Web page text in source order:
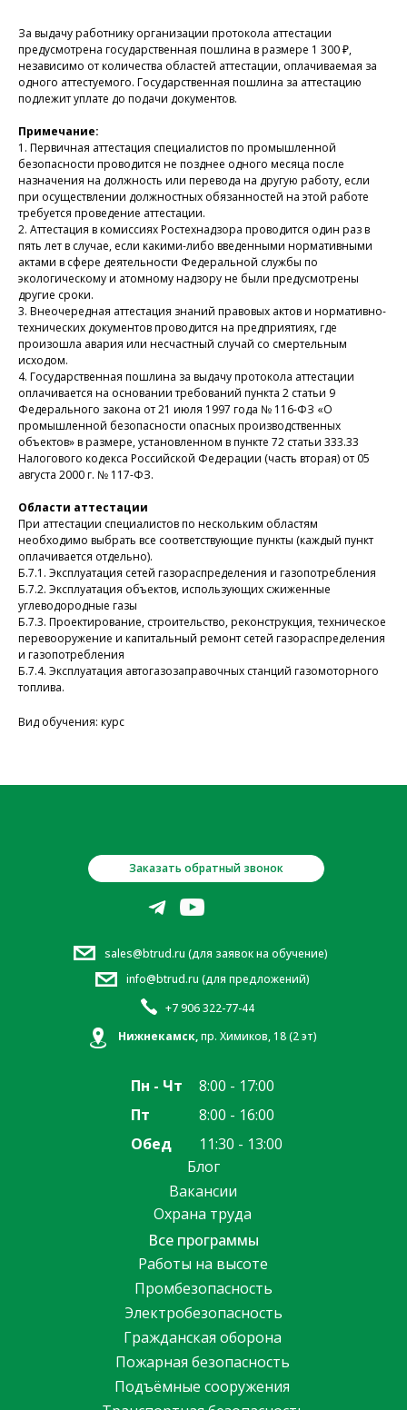
За выдачу работнику организации протокола аттестации
предусмотрена государственная пошлина в размере 1 300 ₽,
независимо от количества областей аттестации, оплачиваемая за
одного аттестуемого. Государственная пошлина за аттестацию
подлежит уплате до подачи документов.
Примечание:
1. Первичная аттестация специалистов по промышленной
безопасности проводится не позднее одного месяца после
назначения на должность или перевода на другую работу, если
при осуществлении должностных обязанностей на этой работе
требуется проведение аттестации.
2. Аттестация в комиссиях Ростехнадзора проводится один раз в
пять лет в случае, если какими-либо введенными нормативными
актами в сфере деятельности Федеральной службы по
экологическому и атомному надзору не были предусмотрены
другие сроки.
3. Внеочередная аттестация знаний правовых актов и нормативно-
технических документов проводится на предприятиях, где
произошла авария или несчастный случай со смертельным
исходом.
4. Государственная пошлина за выдачу протокола аттестации
оплачивается на основании требований пункта 2 статьи 9
Федерального закона от 21 июля 1997 года № 116-ФЗ «О
промышленной безопасности опасных производственных
объектов» в размере, установленном в пункте 72 статьи 333.33
Налогового кодекса Российской Федерации (часть вторая) от 05
августа 2000 г. № 117-ФЗ.
Области аттестации
При аттестации специалистов по нескольким областям
необходимо выбрать все соответствующие пункты (каждый пункт
оплачивается отдельно).
Б.7.1. Эксплуатация сетей газораспределения и газопотребления
Б.7.2. Эксплуатация объектов, использующих сжиженные
углеводородные газы
Б.7.3. Проектирование, строительство, реконструкция, техническое
перевооружение и капитальный ремонт сетей газораспределения
и газопотребления
Б.7.4. Эксплуатация автогазозаправочных станций газомоторного
топлива.
Вид обучения: курс
info@btrud.ru (для предложений)
Нижнекамск,пр. Химиков, 18 (2 эт)
Пн - Чт
Пт
Обед
8:00 - 17:00
8:00 - 16:00
11:30 - 13:00
+7 906 322-77-44
Заказать обратный звонок
Все программы
Блог
Вакансии
sales@btrud.ru (для заявок на обучение)
Охрана труда
Пожарная безопасность
Промбезопасность
Работы на высоте
Электробезопасность
Гражданская оборона
Подъёмные сооружения